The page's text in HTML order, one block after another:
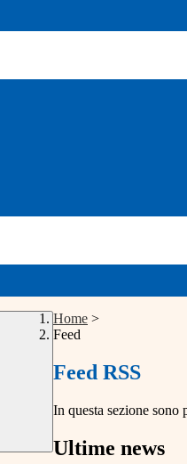
Home >
Feed
Feed RSS
In questa sezione
Ultime news